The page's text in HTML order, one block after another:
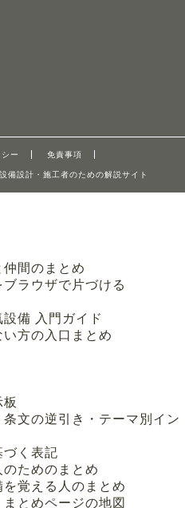
ー 免責事項
設計・施工者のための解説サイト
間のまとめ
ラウザで片づける
備 入門ガイド
方の入口まとめ
文の逆引き・テーマ別イン
づく表記
ためのまとめ
覚える人のまとめ
とめページの地図